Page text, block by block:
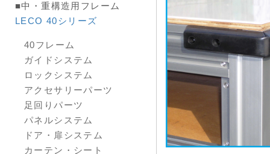
■中・重構造用フレーム
LECO 40シリーズ
40フレーム
ガイドシステム
ロックシステム
アクセサリーパーツ
足回りパーツ
パネルシステム
ドア・扉システム
カーテン・シート